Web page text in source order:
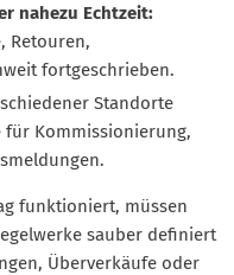
nahezu Echtzeit:
Retouren,
fortgeschrieben.
Standorte
für Kommissionierung,
funktioniert, müssen
sauber definiert
Überverkäufe oder